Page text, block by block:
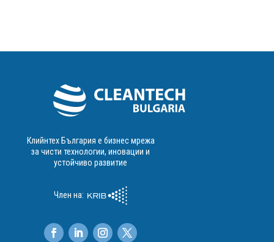
Клийнтех България е бизнес мрежа
за чисти технологии, иновации и
устойчиво развитие
Член на: